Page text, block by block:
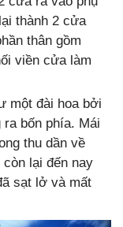
thành 2 cửa
thân gồm
viền cửa làm
một đài hoa bởi
bốn phía. Mái
thu dần về
còn lại đến nay
sạt lở và mất